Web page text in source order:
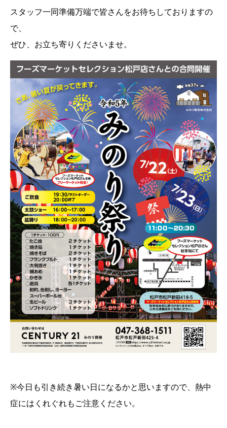
スタッフ一同準備万端で皆さんをお待ちしておりますの
で、
ぜひ、お立ち寄りくださいませ。
※今日も引き続き暑い日になるかと思いますので、熱中
症にはくれぐれもご注意ください。